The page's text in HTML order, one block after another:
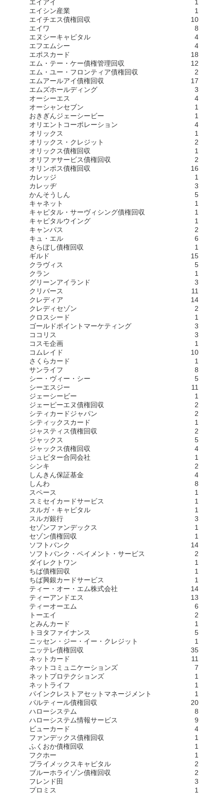
エイアイ
1
エイシン産業
1
エイチエス債権回収
10
エイワ
8
エヌシーキャピタル
4
エフエムシー
4
エポスカード
18
エム・テー・ケー債権管理回収
12
エム・ユー・フロンティア債権回収
2
エムアールアイ債権回収
17
エムズホールディング
3
オーシーエス
4
オーシャンセブン
1
おきぎんジェーシービー
1
オリエントコーポレーション
4
オリックス
1
オリックス・クレジット
2
オリックス債権回収
1
オリファサービス債権回収
2
オリンポス債権回収
16
カレッジ
1
カレッヂ
3
かんそうしん
5
キャネット
1
キャピタル・サーヴィシング債権回収
1
キャピタルウイング
1
キャンパス
2
キュ・エル
6
きらぼし債権回収
1
ギルド
15
クラヴィス
5
クラン
1
グリーンアイランド
3
クリバース
11
クレディア
14
クレディセゾン
2
クロスシード
1
ゴールドポイントマーケティング
3
ココリス
3
コスモ企画
1
コムレイド
10
さくらカード
1
サンライフ
8
シー・ヴィー・シー
5
シーエスジー
11
ジェーシービー
1
ジェーピーエヌ債権回収
2
シティカードジャパン
2
シティックスカード
1
ジャスティス債権回収
2
ジャックス
5
ジャックス債権回収
4
ジュピター合同会社
1
シンキ
2
しんきん保証基金
4
しんわ
8
スペース
1
スミセイカードサービス
1
スルガ・キャピタル
1
スルガ銀行
3
セゾンファンデックス
1
セゾン債権回収
1
ソフトバンク
14
ソフトバンク・ペイメント・サービス
2
ダイレクトワン
1
ちば債権回収
1
ちば興銀カードサービス
1
ティー・オー・エム株式会社
14
ティーアンドエス
13
ティーオーエム
6
トーエイ
2
とみんカード
1
トヨタファイナンス
5
ニッセン・ジー・イー・クレジット
1
ニッテレ債権回収
35
ネットカード
11
ネットコミュニケーションズ
7
ネットプロテクションズ
1
ネットライフ
1
パインクレストアセットマネージメント
1
パルティール債権回収
20
ハローシステム
8
ハローシステム情報サービス
9
ビューカード
4
ファンデックス債権回収
1
ふくおか債権回収
1
フクホー
1
プライメックスキャピタル
2
ブルーホライゾン債権回収
2
フレンド田
3
プロミス
1